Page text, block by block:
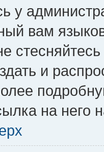
у
вам
и
на него